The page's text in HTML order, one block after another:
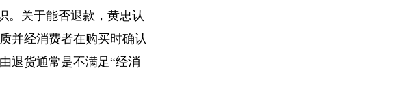
。关于能否退款，黄忠认
并经消费者在购买时确认
退货通常是不满足“经消